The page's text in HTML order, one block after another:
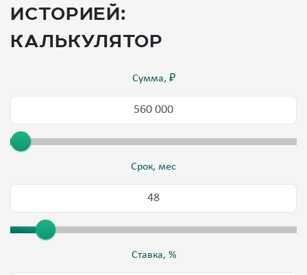
историей:
калькулятор
Сумма, ₽
Срок, мес
Ставка, %